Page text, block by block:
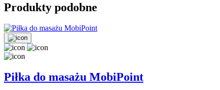
Produkty podobne
Piłka do masażu MobiPoint